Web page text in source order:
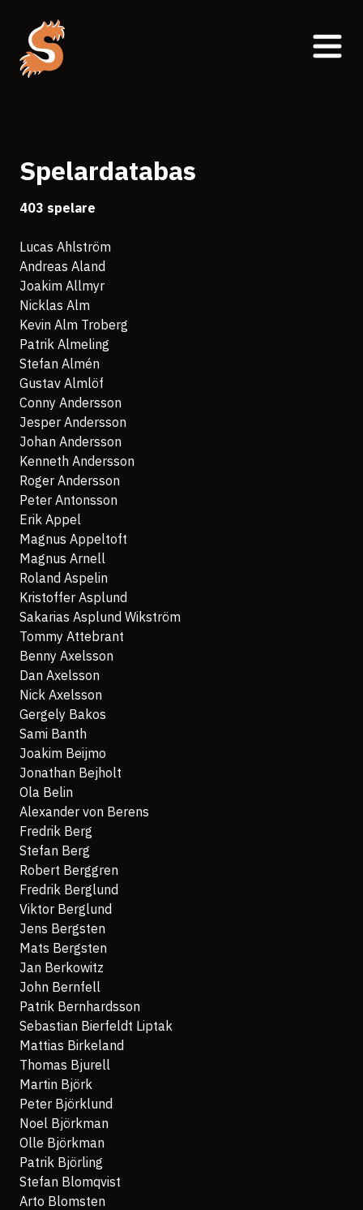
Spelardatabas
403 spelare
Lucas Ahlström
Andreas Aland
Joakim Allmyr
Nicklas Alm
Kevin Alm Troberg
Patrik Almeling
Stefan Almén
Gustav Almlöf
Conny Andersson
Jesper Andersson
Johan Andersson
Kenneth Andersson
Roger Andersson
Peter Antonsson
Erik Appel
Magnus Appeltoft
Magnus Arnell
Roland Aspelin
Kristoffer Asplund
Sakarias Asplund Wikström
Tommy Attebrant
Benny Axelsson
Dan Axelsson
Nick Axelsson
Gergely Bakos
Sami Banth
Joakim Beijmo
Jonathan Bejholt
Ola Belin
Alexander von Berens
Fredrik Berg
Stefan Berg
Robert Berggren
Fredrik Berglund
Viktor Berglund
Jens Bergsten
Mats Bergsten
Jan Berkowitz
John Bernfell
Patrik Bernhardsson
Sebastian Bierfeldt Liptak
Mattias Birkeland
Thomas Bjurell
Martin Björk
Peter Björklund
Noel Björkman
Olle Björkman
Patrik Björling
Stefan Blomqvist
Arto Blomsten